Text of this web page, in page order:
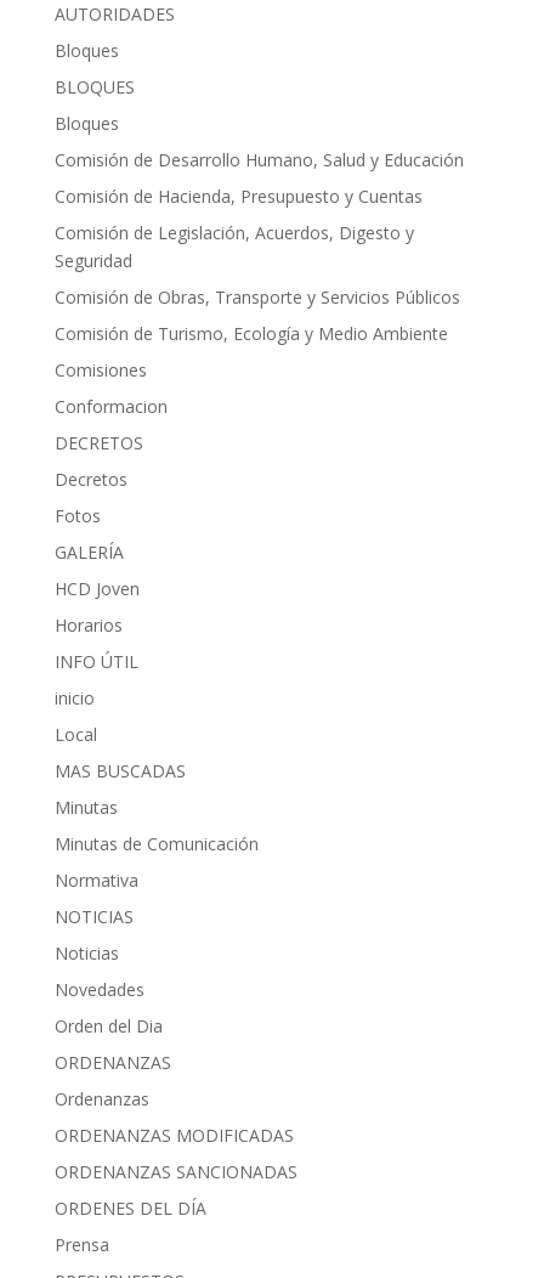
AUTORIDADES
Bloques
BLOQUES
Bloques
Comisión de Desarrollo Humano, Salud y Educación
Comisión de Hacienda, Presupuesto y Cuentas
Comisión de Legislación, Acuerdos, Digesto y
Seguridad
Comisión de Obras, Transporte y Servicios Públicos
Comisión de Turismo, Ecología y Medio Ambiente
Comisiones
Conformacion
DECRETOS
Decretos
Fotos
GALERÍA
HCD Joven
Horarios
INFO ÚTIL
inicio
Local
MAS BUSCADAS
Minutas
Minutas de Comunicación
Normativa
NOTICIAS
Noticias
Novedades
Orden del Dia
ORDENANZAS
Ordenanzas
ORDENANZAS MODIFICADAS
ORDENANZAS SANCIONADAS
ORDENES DEL DÍA
Prensa